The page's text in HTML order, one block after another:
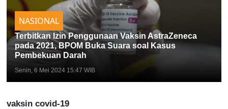
NASIONAL
Terbitkan Izin Penggunaan Vaksin AstraZeneca
pada 2021, BPOM Buka Suara soal Kasus
Pembekuan Darah
Senin, 6 Mei 2024 15:47 WIB
vaksin covid-19